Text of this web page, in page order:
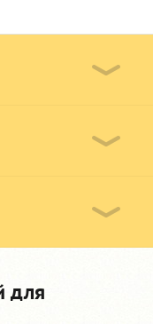
для